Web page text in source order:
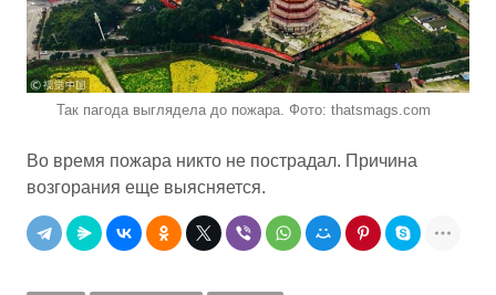
Так пагода выглядела до пожара. Фото: thatsmags.com
Во время пожара никто не пострадал. Причина
возгорания еще выясняется.